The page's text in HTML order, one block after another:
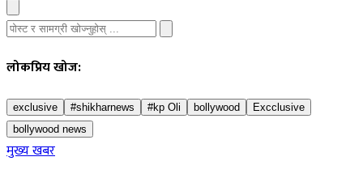
लोकप्रिय खोज:
exclusive #shikharnews #kp Oli bollywood
Excclusive
bollywood news
मुख्य खबर